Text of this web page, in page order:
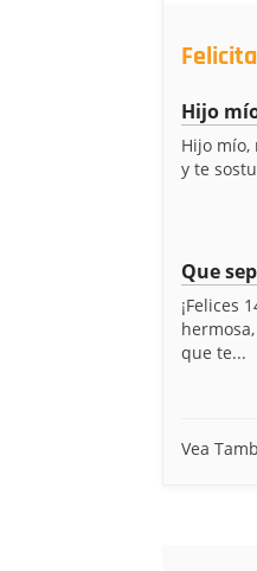
Hijo
Hijo mío,
y te
Que
¡Felices
que te...
Vea